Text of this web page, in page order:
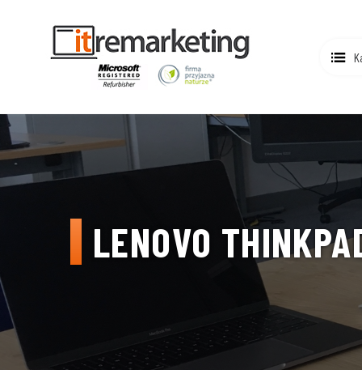
LENOVO